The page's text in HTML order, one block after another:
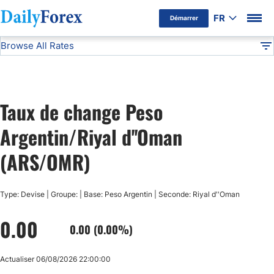
Démarrer FR
Avertissement Publicitaire
Browse All Rates
USD/JPY
GBP/USD
USD/CAD
AUD/USD
Taux de change Peso
Argentin/Riyal d''Oman
(ARS/OMR)
Type: Devise | Groupe: | Base: Peso Argentin | Seconde: Riyal d''Oman
0.00 0.00 (0.00%)
Actualiser 06/08/2026 22:00:00